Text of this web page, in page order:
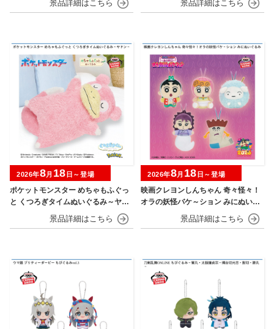
ポケットモンスター めちゃもふぐっ
と くつろぎタイムぬいぐるみ～ヤド
2026年8月 18 日～登場
映画クレヨンしんちゃん 奇々怪々！
オラの妖怪バケ～ション みにぬいぐ
2026年8月 18 日～登場